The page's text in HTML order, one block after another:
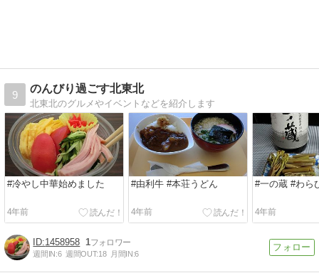
9
のんびり過ごす北東北
北東北のグルメやイベントなどを紹介します
#冷やし中華始めました
4年前
#由利牛 #本荘うどん
4年前
#一の蔵 #わら
4年前
1458958 1
週間IN:6 週間OUT:18 月間IN:6